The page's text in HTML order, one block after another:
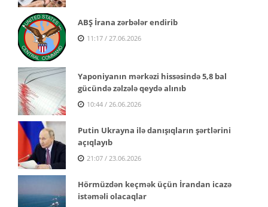
ABŞ İrana zərbələr endirib
11:17 / 27.06.2026
Yaponiyanın mərkəzi hissəsində 5,8 bal
gücündə zəlzələ qeydə alınıb
10:44 / 26.06.2026
Putin Ukrayna ilə danışıqların şərtlərini
açıqlayıb
21:07 / 23.06.2026
Hörmüzdən keçmək üçün İrandan icazə
istəməli olacaqlar